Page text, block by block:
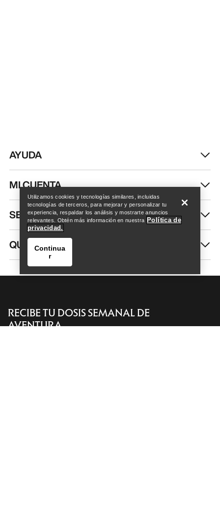
Encuentra una tienda Help
Encuentra una tienda Help
AYUDA
MI CUENTA
SEGUIR COMPRANDO
QUIÉNES SOMOS
RECIBE TU DOSIS SEMANAL DE
AVENTURA
Utilizamos cookies y tecnologías similares, incluidas
tecnologías de terceros, para mejorar y personalizar tu
experiencia, respaldar los análisis y mostrarte anuncios
relevantes. Obtén más información en nuestra Política de
privacidad.
Continua
r